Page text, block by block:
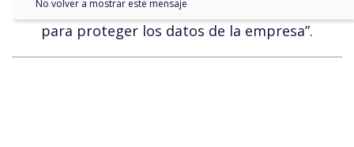
Essentials, podemos demostrar una base sólida
para proteger los datos de la empresa”.
No volver a mostrar este mensaje